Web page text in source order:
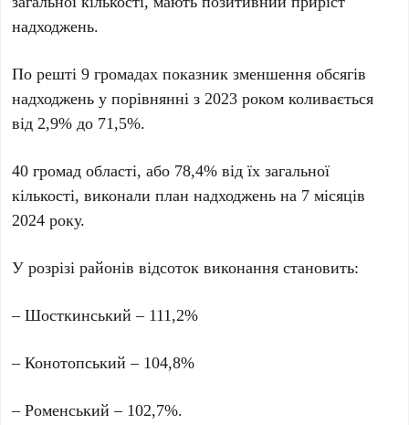
надходжень.
По решті 9 громадах показник зменшення обсягів
надходжень у порівнянні з 2023 роком коливається
від 2,9% до 71,5%.
40 громад області, або 78,4% від їх загальної
кількості, виконали план надходжень на 7 місяців
2024 року.
У розрізі районів відсоток виконання становить:
– Шосткинський – 111,2%
– Конотопський – 104,8%
– Роменський – 102,7%.